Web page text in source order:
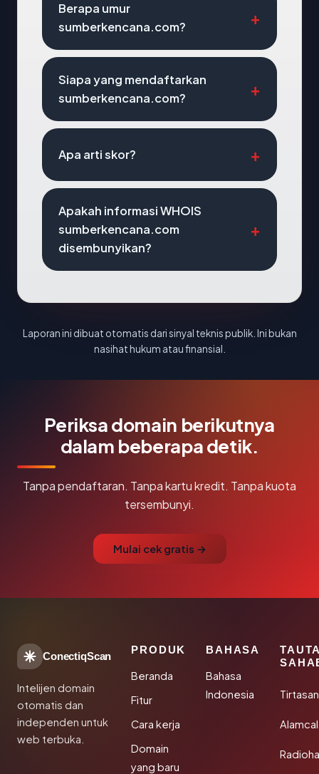
Berapa umur
sumberkencana.com?
Siapa yang mendaftarkan
sumberkencana.com?
Apa arti skor?
Apakah informasi WHOIS
sumberkencana.com
disembunyikan?
Laporan ini dibuat otomatis dari sinyal teknis publik. Ini bukan
nasihat hukum atau finansial.
Periksa domain berikutnya
dalam beberapa detik.
Tanpa pendaftaran. Tanpa kartu kredit. Tanpa kuota
tersembunyi.
Mulai cek gratis →
ConectiqScan
Intelijen domain
otomatis dan
independen untuk
web terbuka.
PRODUK
Beranda
Fitur
Cara kerja
Domain
yang baru
BAHASA
Bahasa
Indonesia